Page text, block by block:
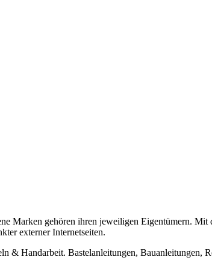
Marken gehören ihren jeweiligen Eigentümern. Mit
externer Internetseiten.
& Handarbeit. Bastelanleitungen, Bauanleitungen,